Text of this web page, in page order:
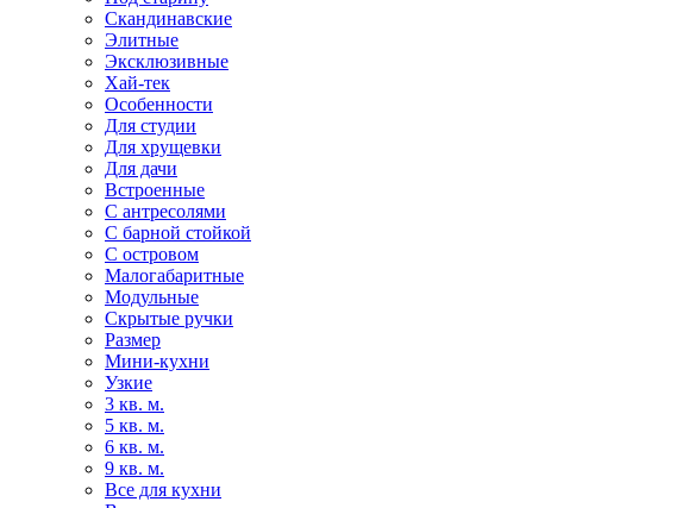
Скандинавские
Элитные
Эксклюзивные
Хай-тек
Особенности
Для студии
Для хрущевки
Для дачи
Встроенные
С антресолями
С барной стойкой
С островом
Малогабаритные
Модульные
Скрытые ручки
Размер
Мини-кухни
Узкие
3 кв. м.
5 кв. м.
6 кв. м.
9 кв. м.
Все для кухни